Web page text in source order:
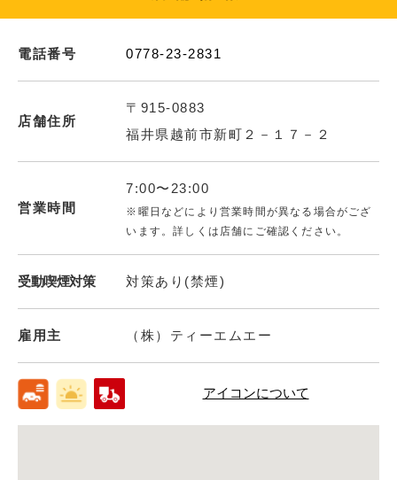
電話番号 0778-23-2831
店舗住所
〒915-0883
福井県越前市新町２－１７－２
営業時間
7:00〜23:00
※曜日などにより営業時間が異なる場合がござ
います。詳しくは店舗にご確認ください。
受動喫煙対策 対策あり(禁煙)
雇用主 （株）ティーエムエー
アイコンについて